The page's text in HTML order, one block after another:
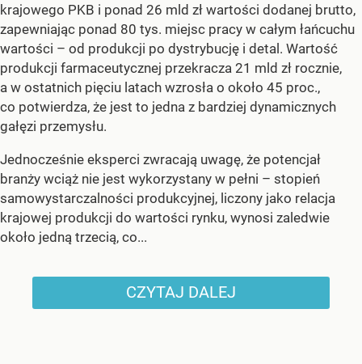
krajowego PKB i ponad 26 mld zł wartości dodanej brutto,
zapewniając ponad 80 tys. miejsc pracy w całym łańcuchu
wartości – od produkcji po dystrybucję i detal. Wartość
produkcji farmaceutycznej przekracza 21 mld zł rocznie,
a w ostatnich pięciu latach wzrosła o około 45 proc.,
co potwierdza, że jest to jedna z bardziej dynamicznych
gałęzi przemysłu.
Jednocześnie eksperci zwracają uwagę, że potencjał
branży wciąż nie jest wykorzystany w pełni – stopień
samowystarczalności produkcyjnej, liczony jako relacja
krajowej produkcji do wartości rynku, wynosi zaledwie
około jedną trzecią, co...
CZYTAJ DALEJ